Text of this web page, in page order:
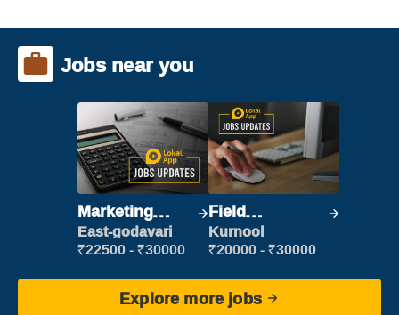
Jobs near you
Marketing
Executive
East-godavari
₹22500 - ₹30000
Field
Marketing
Executive
Kurnool
₹20000 - ₹30000
Explore more jobs